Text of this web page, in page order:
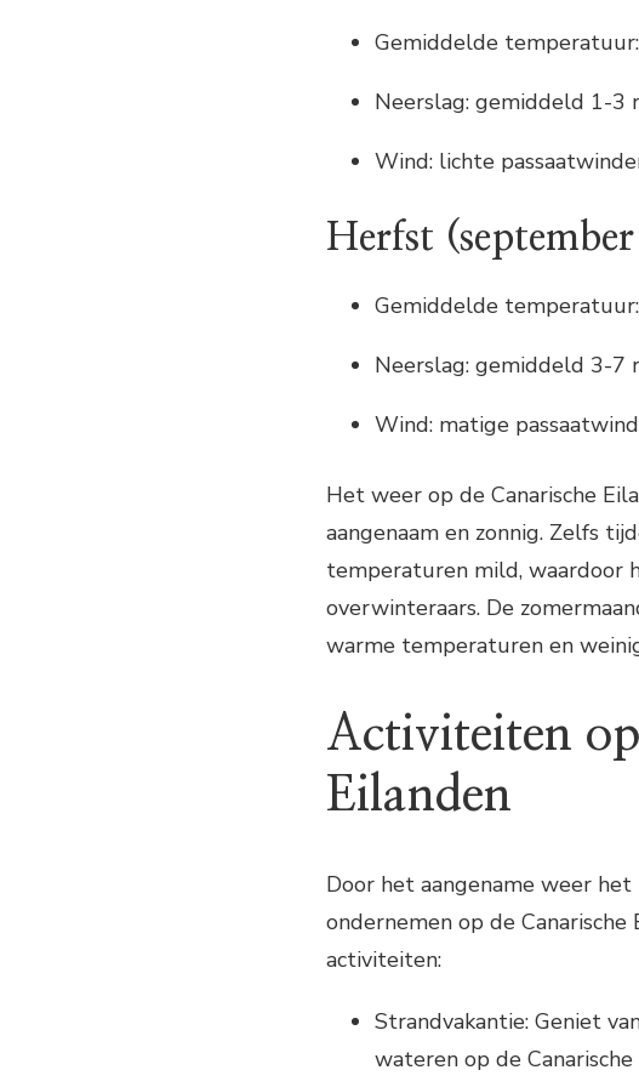
Gemiddelde
Neerslag: gemiddeld 1-3
Wind: lichte
Herfst
Gemiddelde
Neerslag: gemiddeld 3-7
Wind: matige
Het weer op de Canarische
aangenaam en zonnig. Zelfs
temperaturen mild, waardoor
overwinteraars. De
warme temperaturen en
Activiteiten
Eilanden
Door het aangename weer
ondernemen op de
activiteiten:
Strandvakantie: Geniet
wateren op de